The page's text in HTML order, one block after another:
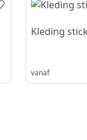
Kleding
vanaf